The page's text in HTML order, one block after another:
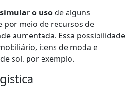
simular o usode alguns
por meio de recursos de
aumentada. Essa possibilidade
itens de moda e
sol, por exemplo.